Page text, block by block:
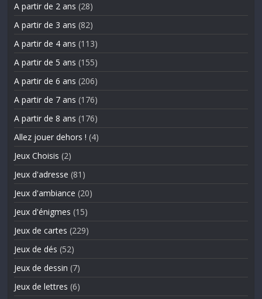
A partir de 2 ans (28)
A partir de 3 ans (82)
A partir de 4 ans (113)
A partir de 5 ans (155)
A partir de 6 ans (206)
A partir de 7 ans (176)
A partir de 8 ans (176)
Allez jouer dehors ! (4)
Jeux Choisis (2)
Jeux d'adresse (81)
Jeux d'ambiance (20)
Jeux d'énigmes (15)
Jeux de cartes (229)
Jeux de dés (52)
Jeux de dessin (7)
Jeux de lettres (6)